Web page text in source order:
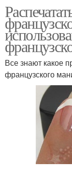
Все знают какое
французского